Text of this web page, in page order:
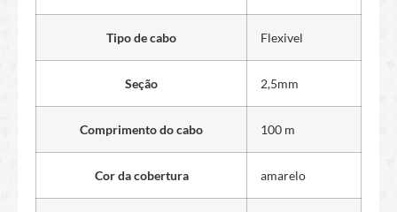
Tipo de cabo Flexivel
Seção 2,5mm
Comprimento do cabo 100 m
Cor da cobertura amarelo